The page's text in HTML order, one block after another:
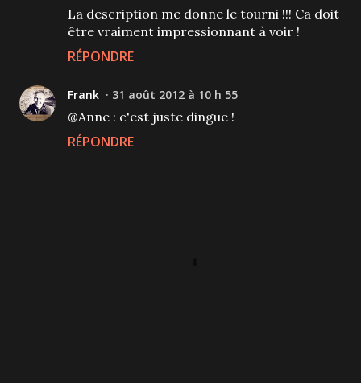
La description me donne le tourni !!! Ca doit
être vraiment impressionnant à voir !
RÉPONDRE
Frank 31 août 2012 à 10 h 55
@Anne : c'est juste dingue !
RÉPONDRE